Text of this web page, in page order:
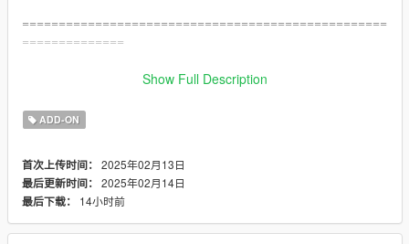
==================================================
==============
My YouTube channel: https://www.youtube.com/c/Nickkonas
Show Full Description
ADD-ON
首次上传时间： 2025年02月13日
最后更新时间： 2025年02月14日
最后下载：
14小时前